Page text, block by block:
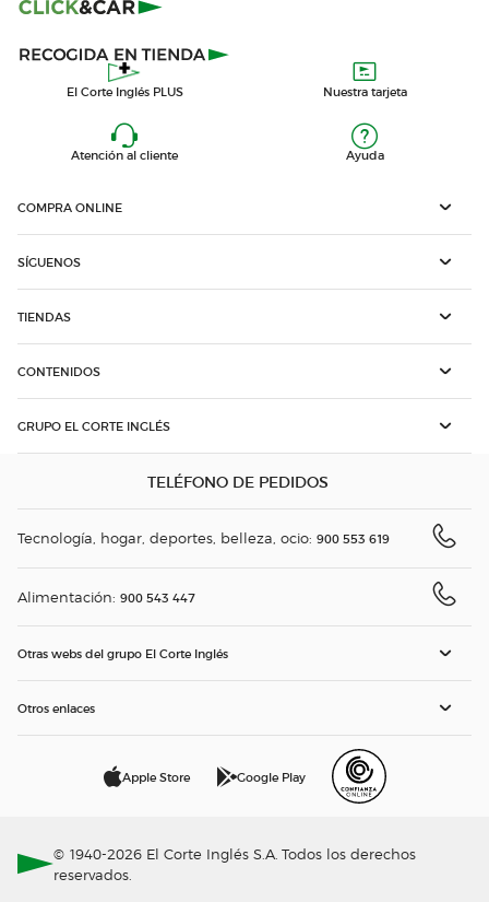
El Corte Inglés PLUS Nuestra tarjeta
Atención al cliente Ayuda
COMPRA ONLINE
SÍGUENOS
TIENDAS
CONTENIDOS
GRUPO EL CORTE INGLÉS
TELÉFONO DE PEDIDOS
Tecnología, hogar, deportes, belleza, ocio: 900 553 619
Alimentación: 900 543 447
Otras webs del grupo El Corte Inglés
Otros enlaces
Apple Store Google Play
© 1940-2026 El Corte Inglés S.A. Todos los derechos
reservados.